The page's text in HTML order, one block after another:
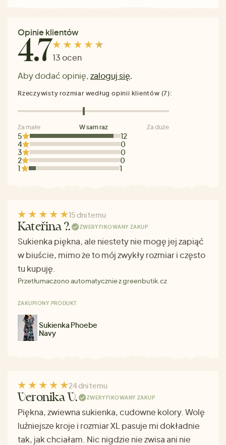
Opinie klientów
4.713 ocen
Aby dodać opinię,zaloguj się.
5
12
4
0
3
0
2
0
1
1
Rzeczywisty rozmiar według opinii klientów (7):
Za małe W sam raz Za duże
15 dni temu
Kateřina ?. ZWERYFIKOWANY ZAKUP
Sukienka piękna, ale niestety nie mogę jej zapiąć
w biuście, mimo że to mój zwykły rozmiar i często
tu kupuję.
Przetłumaczono automatycznie z greenbutik.cz
ZAKUPIONY PRODUKT
Sukienka Phoebe
Navy
24 dni temu
Veronika V. ZWERYFIKOWANY ZAKUP
Piękna, zwiewna sukienka, cudowne kolory. Wolę
luźniejsze kroje i rozmiar XL pasuje mi dokładnie
tak, jak chciałam. Nic nigdzie nie zwisa ani nie